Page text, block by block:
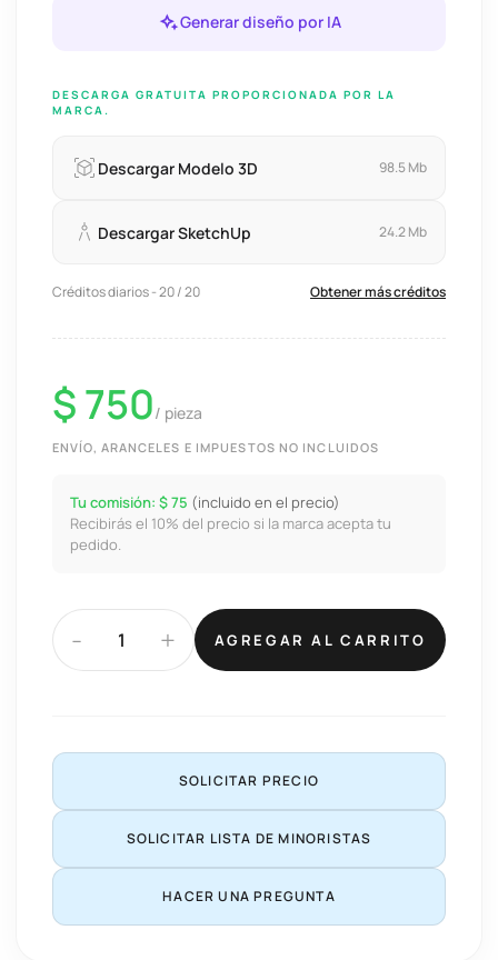
Generar diseño por IA
DESCARGA GRATUITA PROPORCIONADA POR LA
MARCA.
Descargar Modelo 3D 98.5 Mb
Descargar SketchUp 24.2 Mb
Créditos diarios - 20 / 20 Obtener más créditos
$ 750/ pieza
ENVÍO, ARANCELES E IMPUESTOS NO INCLUIDOS
Tu comisión: $ 75 (incluido en el precio)
Recibirás el 10% del precio si la marca acepta tu
pedido.
- + AGREGAR AL CARRITO
SOLICITAR PRECIO
SOLICITAR LISTA DE MINORISTAS
HACER UNA PREGUNTA